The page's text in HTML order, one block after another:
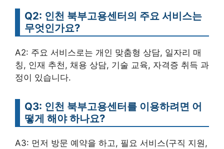
Q2: 인천 북부고용센터의 주요 서비스는
무엇인가요?
A2: 주요 서비스로는 개인 맞춤형 상담, 일자리 매
칭, 인재 추천, 채용 상담, 기술 교육, 자격증 취득 과
정이 있습니다.
Q3: 인천 북부고용센터를 이용하려면 어
떻게 해야 하나요?
A3: 먼저 방문 예약을 하고, 필요 서비스(구직 지원,